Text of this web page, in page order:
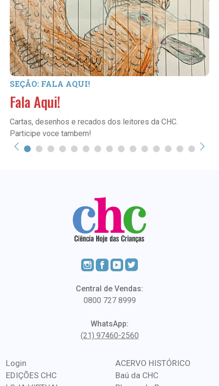
SEÇÃO: FALA AQUI!
Fala Aqui!
Cartas, desenhos e recados dos leitores da CHC.
Participe voce tambem!
Central de Vendas:
0800 727 8999
WhatsApp:
(21) 97460-2560
Login
EDIÇÕES CHC
ACERVO HISTÓRICO
Baú da CHC